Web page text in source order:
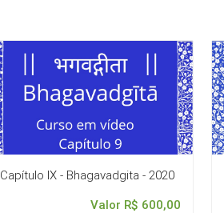
Capítulo IX - Bhagavadgita - 2020
Valor R$ 600,00